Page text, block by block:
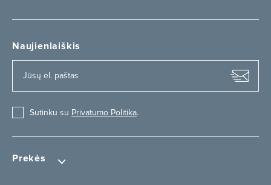
Prekės
Naujienlaiškis
Sutinku su Privatumo Politika.